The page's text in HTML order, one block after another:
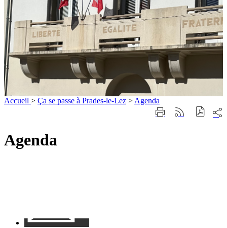
Accueil > Ça se passe à Prades-le-Lez > Agenda
ImprimerGénérer
sur
Agenda